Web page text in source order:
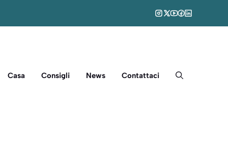
Casa Consigli News Contattaci